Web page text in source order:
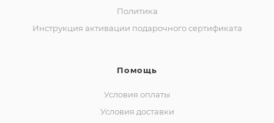
Политика
Инструкция активации подарочного сертификата
Помощь
Условия оплаты
Условия доставки